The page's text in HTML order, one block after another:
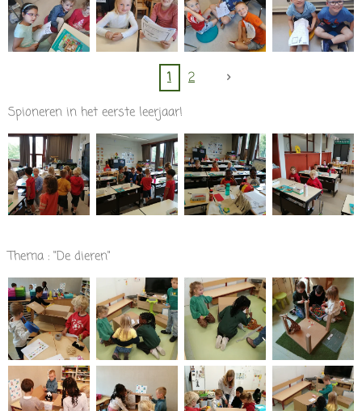
1
2
Spioneren in het eerste leerjaar!
Thema : "De dieren"